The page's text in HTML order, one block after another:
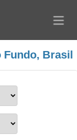
Fundo, Brasil